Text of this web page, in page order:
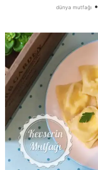
dünya mutfağı•